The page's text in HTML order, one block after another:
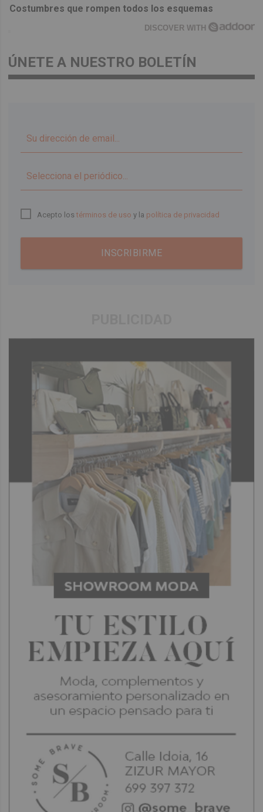
Costumbres que rompen todos los esquemas
DISCOVER WITH
ÚNETE A NUESTRO BOLETÍN
Acepto lostérminos de uso y la política de privacidad
INSCRIBIRME